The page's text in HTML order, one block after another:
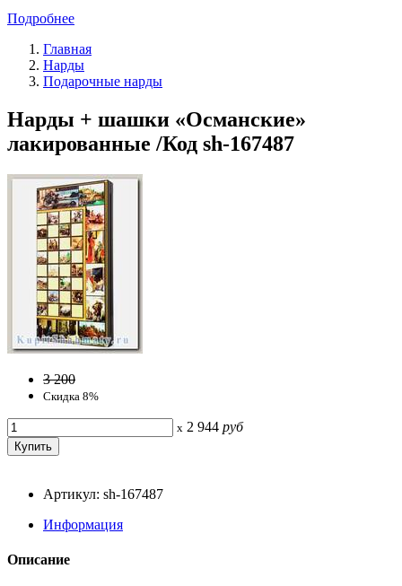
Подробнее
Главная
Нарды
Подарочные нарды
Нарды + шашки «Османские»
лакированные /Код sh-167487
3 200
Скидка 8%
x 2 944 руб
Артикул: sh-167487
Информация
Описание